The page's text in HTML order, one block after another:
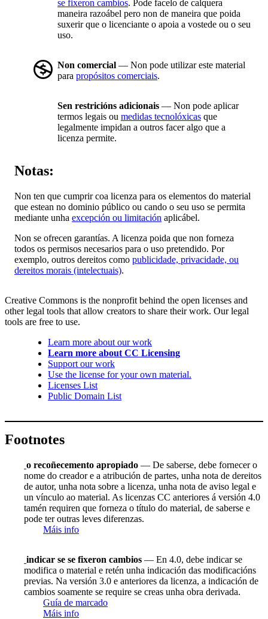
se fixeron cambios. Pode facelo de calquera
maneira razoábel pero non de maneira que poida
suxerir que o licenciante o apoia a vostede ou o seu
uso.
Non comercial — Non pode utilizar este material
para propósitos comerciais.
Sen restricións adicionais — Non pode aplicar
termos legais ou medidas tecnolóxicas que
legalmente impidan a outros facer algo que a
licenza permite.
Notas:
Non ten que cumprir coa licenza para os elementos do material
que estean no dominio público ou cando o seu uso se permita
mediante unha excepción ou limitación aplicábel.
Non se ofrecen garantías. A licenza poida que non forneza
todos os permisos necesarios para o uso pretendido. Por
exemplo, outros dereitos como publicidade, privacidade, ou
dereitos morais (intelectuais).
Creative Commons is the nonprofit behind the open licenses and
other legal tools that allow creators to share their work. Our legal
tools are free to use.
Learn more about our work
Learn more about CC Licensing
Support our work
Use the license for your own material.
Licenses List
Public Domain List
Footnotes
o recoñecemento apropiado — De saberse, debe fornecer o
nome do creador e a atribución de partes, unha nota de dereitos
de autor, unha nota sobre a licenza, unha nota de aviso legal e
un vínculo ao material. As licenzas CC anteriores á versión 4.0
tamén requiren que forneza o título do material, de saberse e
pode ter outras leves diferenzas.
Máis info
indicar se se fixeron cambios — En 4.0, debe indicar se
modifica o material e retén unha indicación das modificacións
previas. Na versión 3.0 e anteriores da licenza, a indicación de
cambios soamente se require se creas unha obra derivada.
Guía de marcado
Máis info